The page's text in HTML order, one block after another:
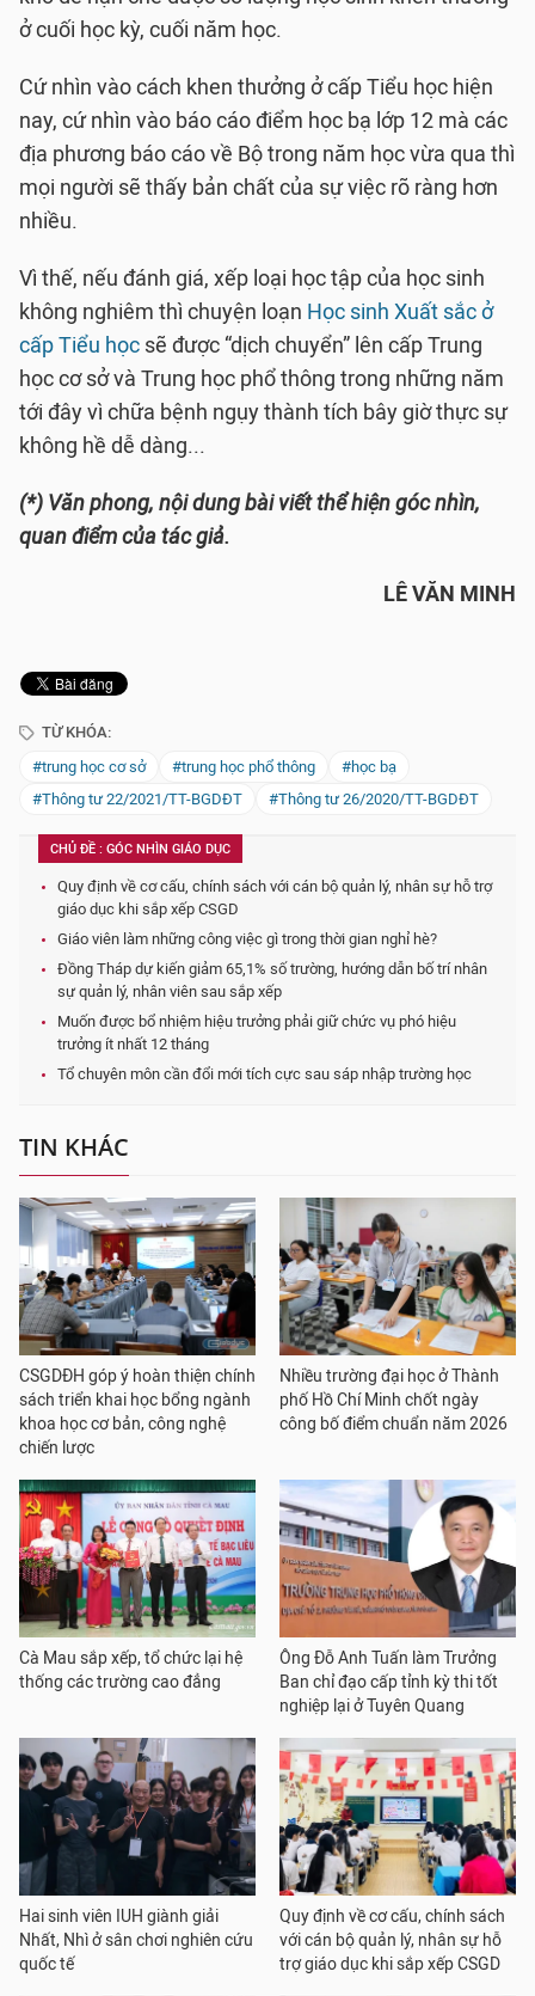
ở cuối học kỳ, cuối năm học.
Cứ nhìn vào cách khen thưởng ở cấp Tiểu học hiện
nay, cứ nhìn vào báo cáo điểm học bạ lớp 12 mà các
địa phương báo cáo về Bộ trong năm học vừa qua thì
mọi người sẽ thấy bản chất của sự việc rõ ràng hơn
nhiều.
Vì thế, nếu đánh giá, xếp loại học tập của học sinh
không nghiêm thì chuyện loạn Học sinh Xuất sắc ở
cấp Tiểu học sẽ được “dịch chuyển” lên cấp Trung
học cơ sở và Trung học phổ thông trong những năm
tới đây vì chữa bệnh ngụy thành tích bây giờ thực sự
không hề dễ dàng...
(*) Văn phong, nội dung bài viết thể hiện góc nhìn,
quan điểm của tác giả.
LÊ VĂN MINH
TỪ KHÓA:
#trung học cơ sở
#trung học phổ thông
#học bạ
#Thông tư 22/2021/TT-BGDĐT
#Thông tư 26/2020/TT-BGDĐT
CHỦ ĐỀ : GÓC NHÌN GIÁO DỤC
Quy định về cơ cấu, chính sách với cán bộ quản lý, nhân sự hỗ trợ
giáo dục khi sắp xếp CSGD
Giáo viên làm những công việc gì trong thời gian nghỉ hè?
Đồng Tháp dự kiến giảm 65,1% số trường, hướng dẫn bố trí nhân
sự quản lý, nhân viên sau sắp xếp
Muốn được bổ nhiệm hiệu trưởng phải giữ chức vụ phó hiệu
trưởng ít nhất 12 tháng
Tổ chuyên môn cần đổi mới tích cực sau sáp nhập trường học
TIN KHÁC
CSGDĐH góp ý hoàn thiện chính
sách triển khai học bổng ngành
khoa học cơ bản, công nghệ
chiến lược
Nhiều trường đại học ở Thành
phố Hồ Chí Minh chốt ngày
công bố điểm chuẩn năm 2026
Cà Mau sắp xếp, tổ chức lại hệ
thống các trường cao đẳng
Ông Đỗ Anh Tuấn làm Trưởng
Ban chỉ đạo cấp tỉnh kỳ thi tốt
nghiệp lại ở Tuyên Quang
Hai sinh viên IUH giành giải
Nhất, Nhì ở sân chơi nghiên cứu
quốc tế
Quy định về cơ cấu, chính sách
với cán bộ quản lý, nhân sự hỗ
trợ giáo dục khi sắp xếp CSGD